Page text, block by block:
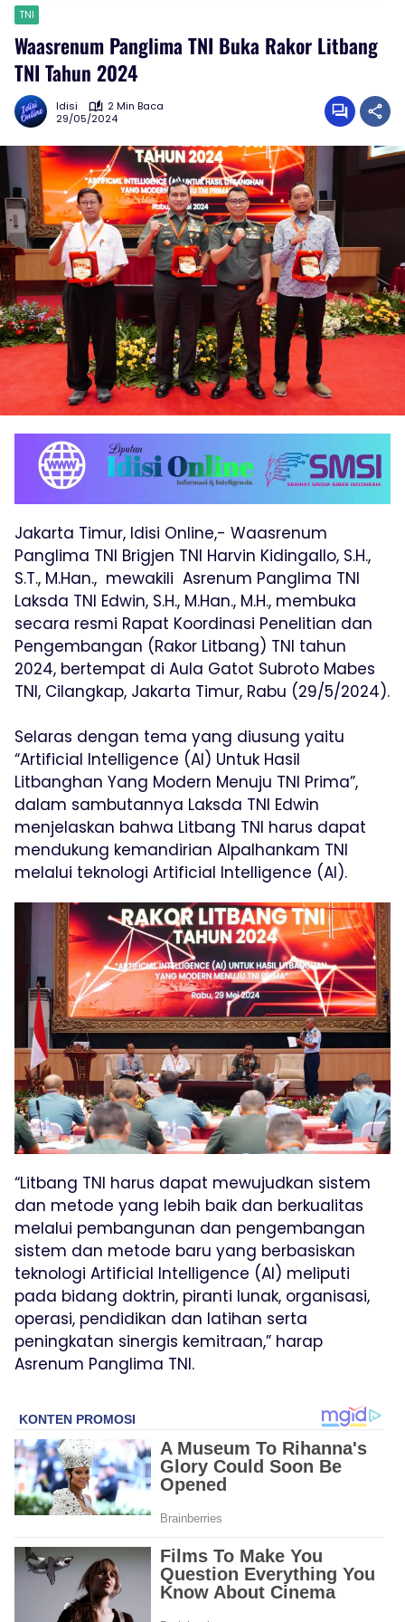
TNI
Waasrenum Panglima TNI Buka Rakor Litbang
TNI Tahun 2024
Idisi
2 Min Baca
29/05/2024
Jakarta Timur, Idisi Online,- Waasrenum
Panglima TNI Brigjen TNI Harvin Kidingallo, S.H.,
S.T., M.Han., mewakili Asrenum Panglima TNI
Laksda TNI Edwin, S.H., M.Han., M.H., membuka
secara resmi Rapat Koordinasi Penelitian dan
Pengembangan (Rakor Litbang) TNI tahun
2024, bertempat di Aula Gatot Subroto Mabes
TNI, Cilangkap, Jakarta Timur, Rabu (29/5/2024).
Selaras dengan tema yang diusung yaitu
“Artificial Intelligence (AI) Untuk Hasil
Litbanghan Yang Modern Menuju TNI Prima”,
dalam sambutannya Laksda TNI Edwin
menjelaskan bahwa Litbang TNI harus dapat
mendukung kemandirian Alpalhankam TNI
melalui teknologi Artificial Intelligence (AI).
“Litbang TNI harus dapat mewujudkan sistem
dan metode yang lebih baik dan berkualitas
melalui pembangunan dan pengembangan
sistem dan metode baru yang berbasiskan
teknologi Artificial Intelligence (AI) meliputi
pada bidang doktrin, piranti lunak, organisasi,
operasi, pendidikan dan latihan serta
peningkatan sinergis kemitraan,” harap
Asrenum Panglima TNI.